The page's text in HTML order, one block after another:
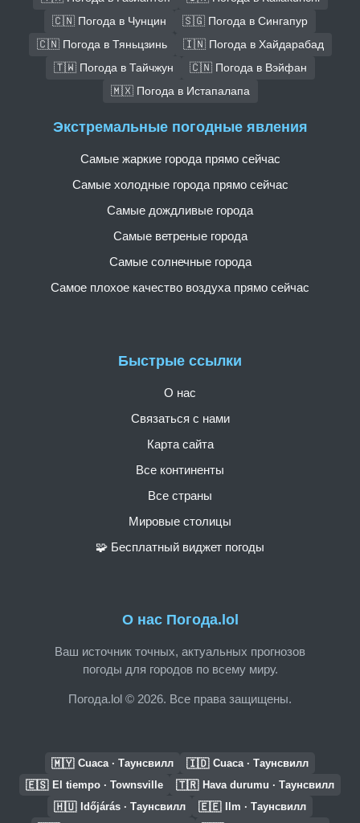
🇨🇳 Погода в Чунцин
🇸🇬 Погода в Сингапур
🇨🇳 Погода в Тяньцзинь
🇮🇳 Погода в Хайдарабад
🇹🇼 Погода в Тайчжун
🇨🇳 Погода в Вэйфан
🇲🇽 Погода в Истапалапа
О нас Погода.lol
Ваш источник точных, актуальных прогнозов
погоды для городов по всему миру.
Погода.lol © 2026. Все права защищены.
Быстрые ссылки
О нас
Связаться с нами
Карта сайта
Все континенты
Все страны
Мировые столицы
🧩 Бесплатный виджет погоды
Экстремальные погодные явления
Самые жаркие города прямо сейчас
Самые холодные города прямо сейчас
Самые дождливые города
Самые ветреные города
Самые солнечные города
Самое плохое качество воздуха прямо сейчас
🇲🇾 Cuaca · Таунсвилл 🇮🇩 Cuaca · Таунсвилл
🇪🇸 El tiempo · Townsville 🇹🇷 Hava durumu · Таунсвилл
🇭🇺 Időjárás · Таунсвилл 🇪🇪 Ilm · Таунсвилл